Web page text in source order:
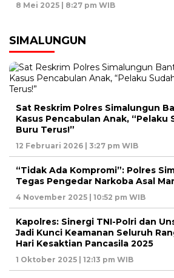
8 Mei 2025 | 8:27 pm WIB
SIMALUNGUN
Sat Reskrim Polres Simalungun
Kasus Pencabulan Anak, “Pelaku
Buru Terus!”
12 Februari 2026 | 3:27 pm WIB
“Tidak Ada Kompromi”: Polres
Tegas Pengedar Narkoba Asal
4 November 2025 | 10:52 pm WIB
Kapolres: Sinergi TNI-Polri dan
Jadi Kunci Keamanan Seluruh
Hari Kesaktian Pancasila 2025
1 Oktober 2025 | 12:13 pm WIB